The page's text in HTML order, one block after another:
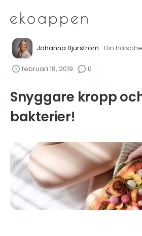
Johanna Bjurström Din
februari 18, 2019 0
Snyggare kropp
bakterier!